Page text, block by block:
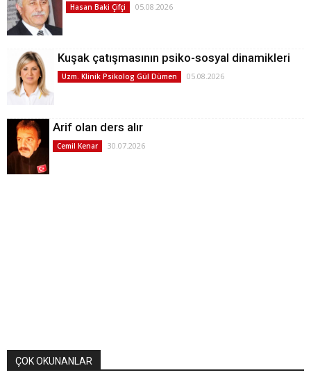
Hasan Baki Çifçi 05.08.2026
Kuşak çatışmasının psiko-sosyal dinamikleri
Uzm. Klinik Psikolog Gül Dümen 05.08.2026
Arif olan ders alır
Cemil Kenar 30.07.2026
ÇOK OKUNANLAR